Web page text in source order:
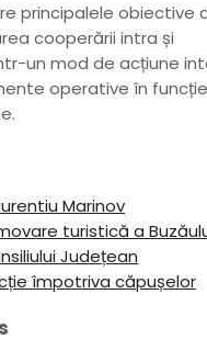
principalele obiective
cooperării intra și
un mod de acțiune
operative în
Marinov
turistică a
Județean
împotriva căpușelor